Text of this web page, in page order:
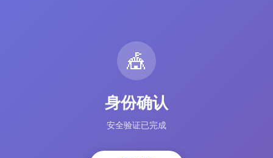
🎪
身份确认
安全验证已完成